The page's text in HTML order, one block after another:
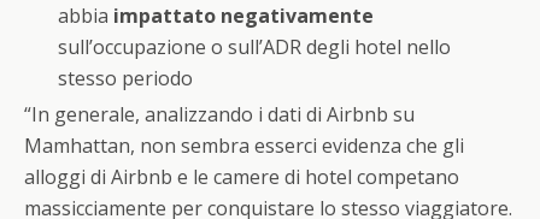
abbia impattato negativamente
sull’occupazione o sull’ADR degli hotel nello
stesso periodo
“In generale, analizzando i dati di Airbnb su
Mamhattan, non sembra esserci evidenza che gli
alloggi di Airbnb e le camere di hotel competano
massicciamente per conquistare lo stesso viaggiatore.